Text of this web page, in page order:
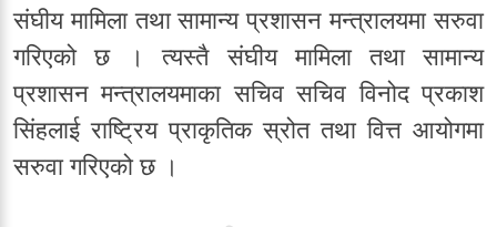
संघीय मामिला तथा सामान्य प्रशासन मन्त्रालयमा सरुवा
गरिएको छ । त्यस्तै संघीय मामिला तथा सामान्य
प्रशासन मन्त्रालयमाका सचिव सचिव विनोद प्रकाश
सिंहलाई राष्ट्रिय प्राकृतिक स्रोत तथा वित्त आयोगमा
सरुवा गरिएको छ ।